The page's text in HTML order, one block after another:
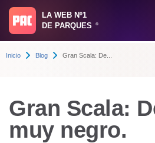
LA WEB Nº1
DE PARQUES
®
Inicio Blog Gran Scala: De...
Gran Scala:
muy negro.